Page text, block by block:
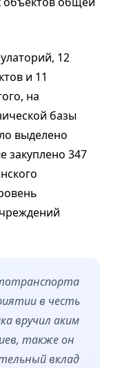
12
и 11
на
базы
выделено
закуплено 347
в честь
вручил аким
также он
вклад